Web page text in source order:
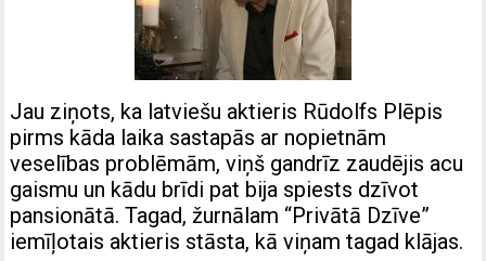
Jau ziņots, ka latviešu aktieris Rūdolfs Plēpis
pirms kāda laika sastapās ar nopietnām
veselības problēmām, viņš gandrīz zaudējis acu
gaismu un kādu brīdi pat bija spiests dzīvot
pansionātā. Tagad, žurnālam “Privātā Dzīve”
iemīļotais aktieris stāsta, kā viņam tagad klājas.